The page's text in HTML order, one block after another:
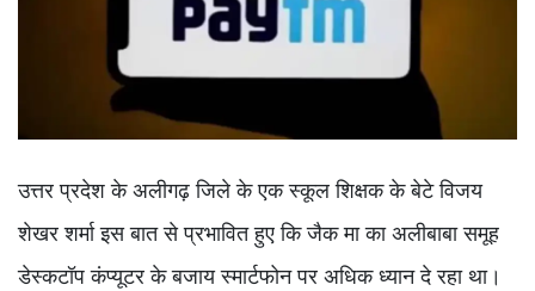
उत्तर प्रदेश के अलीगढ़ जिले के एक स्कूल शिक्षक के बेटे विजय
शेखर शर्मा इस बात से प्रभावित हुए कि जैक मा का अलीबाबा समूह
डेस्कटॉप कंप्यूटर के बजाय स्मार्टफोन पर अधिक ध्यान दे रहा था।